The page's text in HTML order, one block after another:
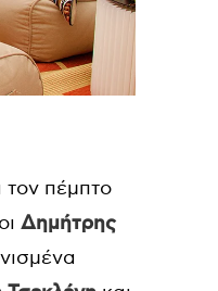
τον πέμπτο
Δημήτρης